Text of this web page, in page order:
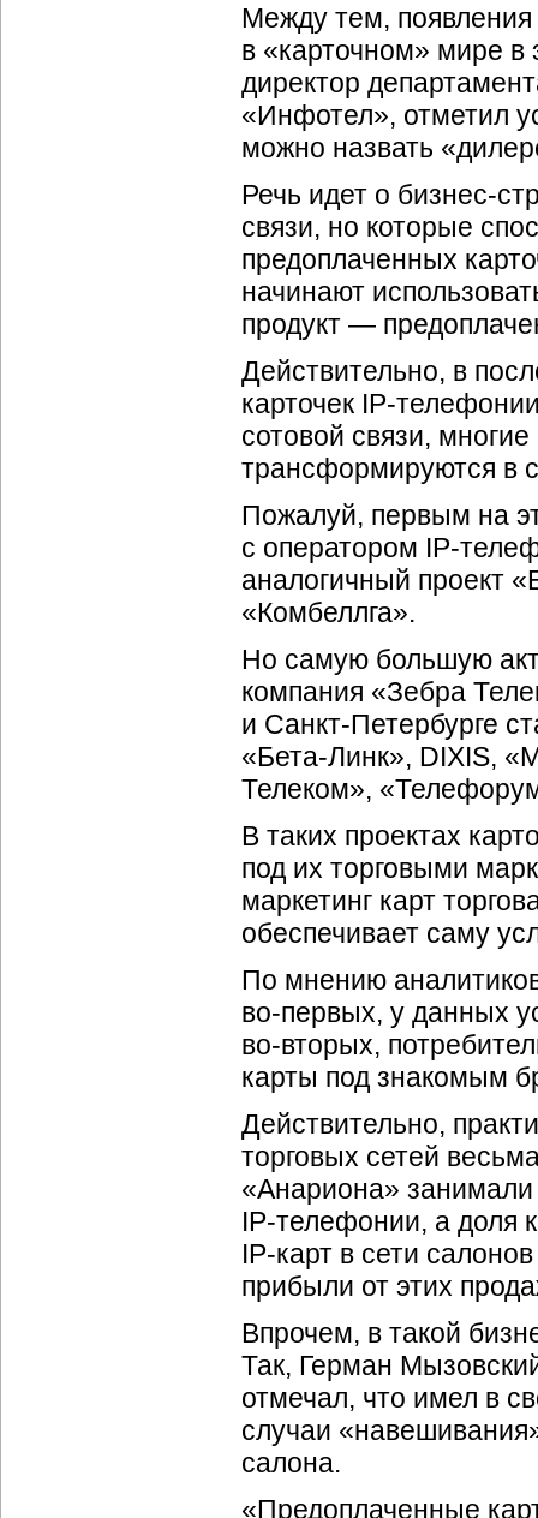
Между тем,
в «карточном» мире в
директор
«Инфотел», отметил
можно назвать
Речь идет о бизнес-
связи, но которые
предоплаченных
начинают
продукт —
Действительно, в
карточек IP-
сотовой связи,
трансформируются в
Пожалуй, первым на
с оператором IP-
аналогичный проект
«Комбеллга».
Но самую большую
компания «Зебра
и Санкт-Петербурге
«Бета-Линк», DIXIS,
Телеком»,
В таких проектах
под их торговыми
маркетинг карт
обеспечивает саму
По мнению
во-первых, у данных
во-вторых,
карты под знакомым
Действительно,
торговых сетей
«Анариона»
IP-телефонии, а доля
IP-карт в сети
прибыли от этих
Впрочем, в такой
Так, Герман
отмечал, что имел в
случаи
салона.
«Предоплаченные